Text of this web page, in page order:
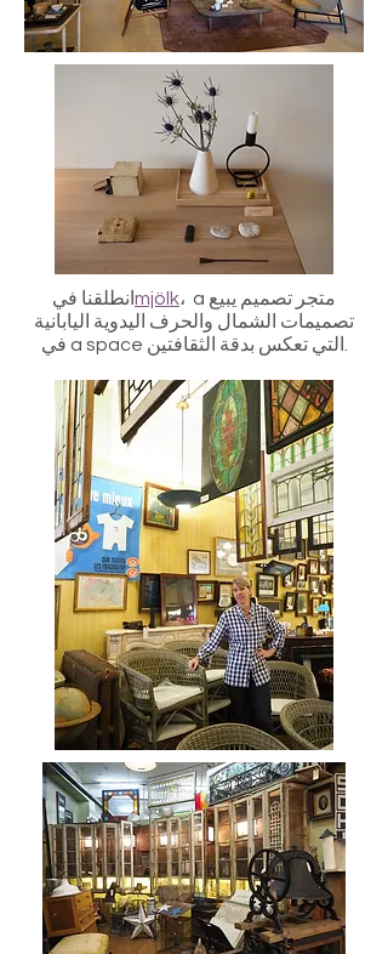
انطلقنا في mjölk، a متجر تصميم يبيع
تصميمات الشمال والحرف اليدوية اليابانية